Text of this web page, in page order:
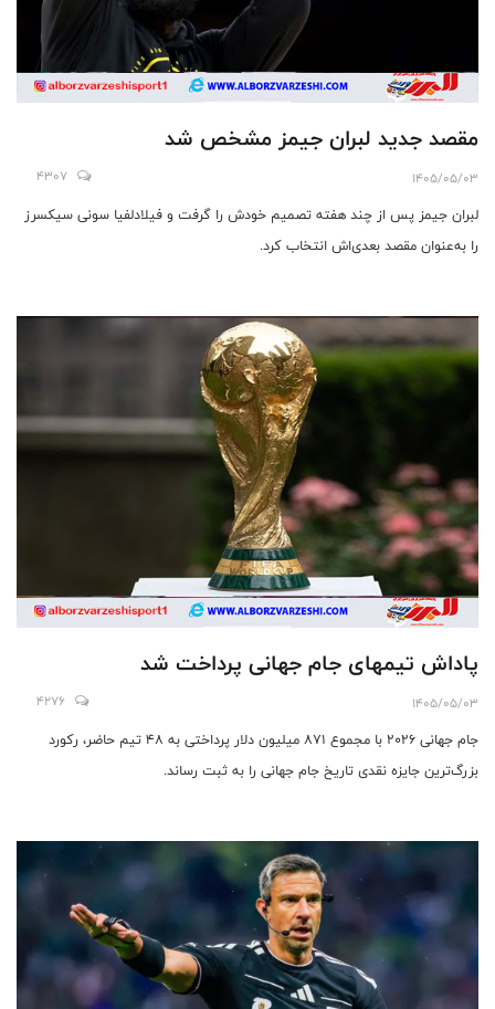
مقصد جدید لبران جیمز مشخص شد
1405/05/03
4307
لبران جیمز پس از چند هفته تصمیم خودش را گرفت و فیلادلفیا سونی سیکسرز
را به‌عنوان مقصد بعدی‌اش انتخاب کرد.
پاداش تیمهای جام جهانی پرداخت شد
1405/05/03
4276
جام جهانی ۲۰۲۶ با مجموع ۸۷۱ میلیون دلار پرداختی به ۴۸ تیم حاضر، رکورد
بزرگ‌ترین جایزه نقدی تاریخ جام جهانی را به ثبت رساند.